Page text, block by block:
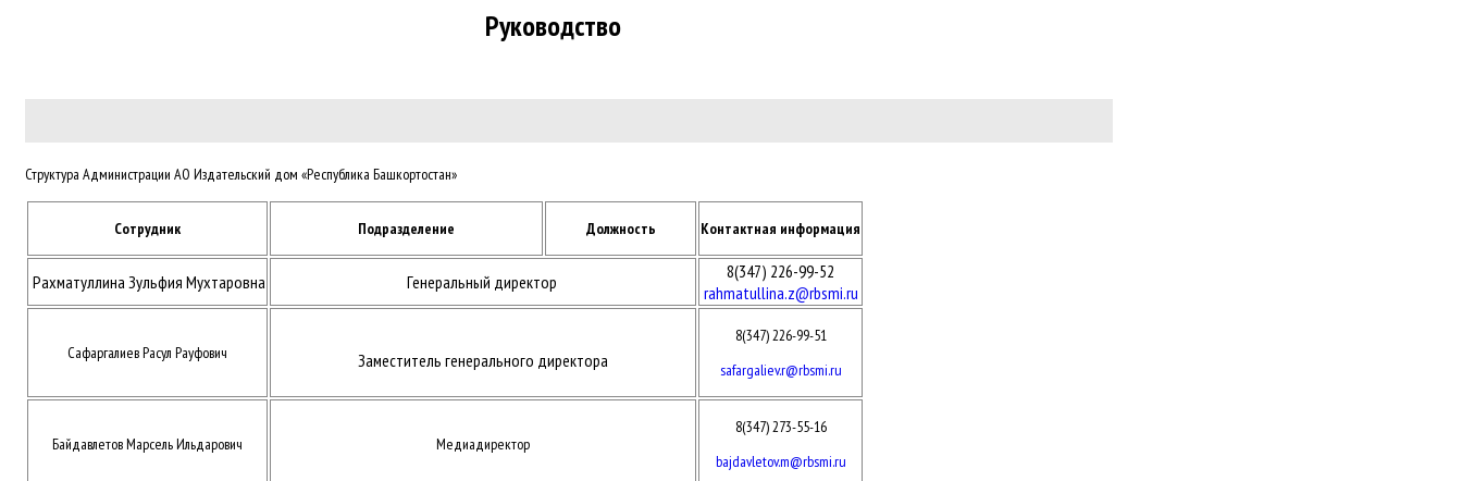
Руководство
Структура Администрации АО Издательский дом «Республика Башкортостан»
Сотрудник Подразделение Должность Контактная информация
Рахматуллина Зульфия Мухтаровна Генеральный директор
8(347) 226-99-52
rahmatullina.z@rbsmi.ru
Сафаргалиев Расул Рауфович Заместитель генерального директора
8(347) 226-99-51
safargaliev.r@rbsmi.ru
Байдавлетов Марсель Ильдарович Медиадиректор
8(347) 273-55-16
bajdavletov.m@rbsmi.ru